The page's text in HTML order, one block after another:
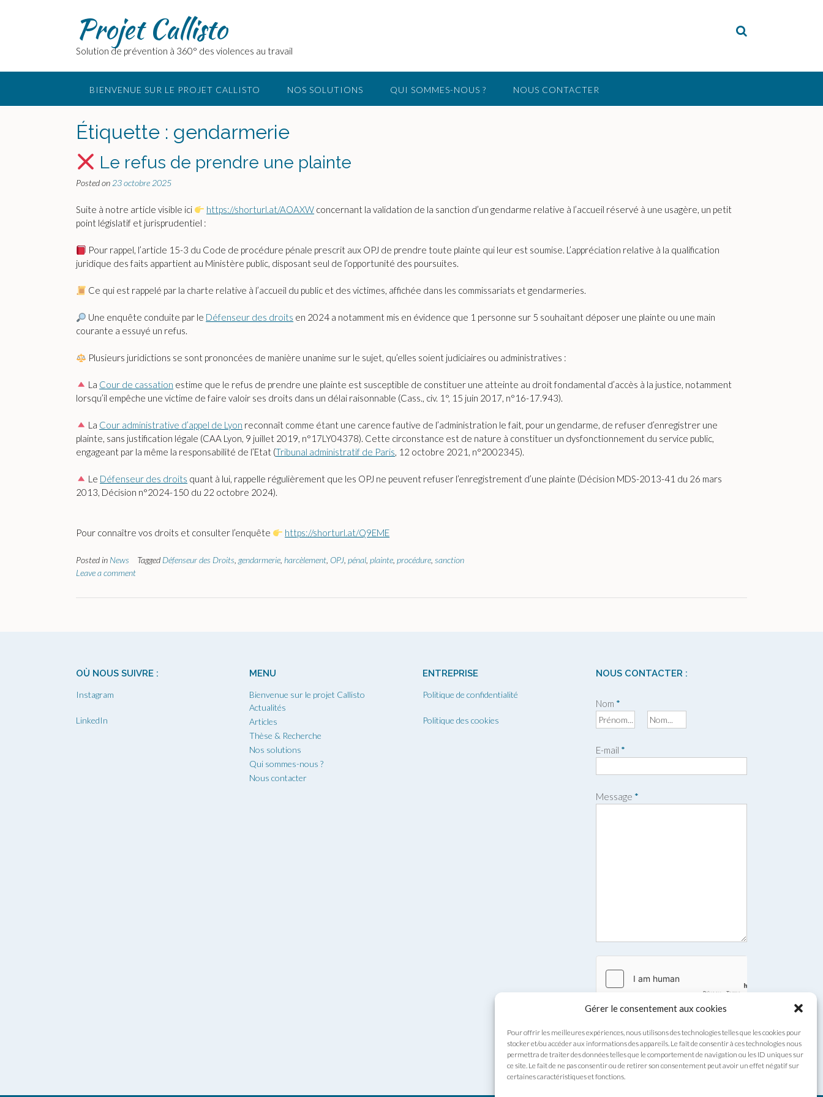
Gérer le consentement aux cookies
Pour offrir les meilleures expériences, nous utilisons des technologies telles que les cookies pour
stocker et/ou accéder aux informations des appareils. Le fait de consentir à ces technologies nous
permettra de traiter des données telles que le comportement de navigation ou les ID uniques sur
ce site. Le fait de ne pas consentir ou de retirer son consentement peut avoir un effet négatif sur
certaines caractéristiques et fonctions.
Projet Callisto
Solution de prévention à 360° des violences au travail
BIENVENUE SUR LE PROJET CALLISTO NOS SOLUTIONS QUI SOMMES-NOUS ? NOUS CONTACTER
Étiquette : gendarmerie
Le refus de prendre une plainte
Posted on 23 octobre 2025
Suite à notre article visible ici https://shorturl.at/AOAXW concernant la validation de la sanction d’un gendarme relative à l’accueil réservé à une usagère, un petit
point législatif et jurisprudentiel :
Pour rappel, l’article 15-3 du Code de procédure pénale prescrit aux OPJ de prendre toute plainte qui leur est soumise. L’appréciation relative à la qualification
juridique des faits appartient au Ministère public, disposant seul de l’opportunité des poursuites.
Ce qui est rappelé par la charte relative à l’accueil du public et des victimes, affichée dans les commissariats et gendarmeries.
Une enquête conduite par le Défenseur des droits en 2024 a notamment mis en évidence que 1 personne sur 5 souhaitant déposer une plainte ou une main
courante a essuyé un refus.
Plusieurs juridictions se sont prononcées de manière unanime sur le sujet, qu’elles soient judiciaires ou administratives :
La Cour de cassation estime que le refus de prendre une plainte est susceptible de constituer une atteinte au droit fondamental d’accès à la justice, notamment
lorsqu’il empêche une victime de faire valoir ses droits dans un délai raisonnable (Cass., civ. 1°, 15 juin 2017, n°16-17.943).
La Cour administrative d’appel de Lyon reconnaît comme étant une carence fautive de l’administration le fait, pour un gendarme, de refuser d’enregistrer une
plainte, sans justification légale (CAA Lyon, 9 juillet 2019, n°17LY04378). Cette circonstance est de nature à constituer un dysfonctionnement du service public,
engageant par la même la responsabilité de l’Etat (Tribunal administratif de Paris, 12 octobre 2021, n°2002345).
Le Défenseur des droits quant à lui, rappelle régulièrement que les OPJ ne peuvent refuser l’enregistrement d’une plainte (Décision MDS-2013-41 du 26 mars
2013, Décision n°2024-150 du 22 octobre 2024).
Pour connaître vos droits et consulter l’enquête https://shorturl.at/Q9EME
Posted in News Tagged Défenseur des Droits gendarmerie harcèlement OPJ pénal plainte procédure sanction
Leave a comment
OÙ NOUS SUIVRE :
Instagram
LinkedIn
MENU
Bienvenue sur le projet Callisto
Actualités
Articles
Thèse & Recherche
Nos solutions
Qui sommes-nous ?
Nous contacter
ENTREPRISE
Politique de confidentialité
Politique des cookies
NOUS CONTACTER :
Nom *
é
E-mail *
Message *
Envoyer